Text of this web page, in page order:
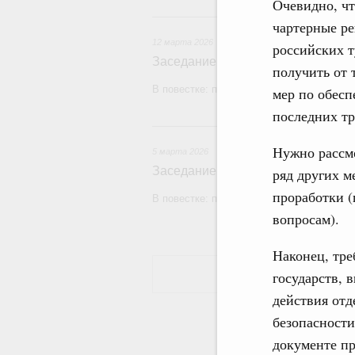
Очевидно,
чартерные
российских
получить от
мер по
последних
Нужно
ряд других
проработки
вопросам).
Наконец,
государств,
действия
документе
Заседание Правительства (2026
В повестке: проекты федеральных
5
Заседание Правительства (2026
В повестке: проекты федеральных